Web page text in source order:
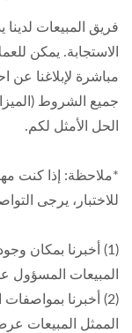
فريق المبيعات
الاستجابة. يمكن
مباشرة لإبلاغنا عن
جميع الشروط
الحل الأمثل لكم.
*ملاحظة: إذا كنت
للاختبار، يرجى
(1) أخبرنا بمكان
المبيعات المسؤول
(2) أخبرنا
الممثل المبيعات